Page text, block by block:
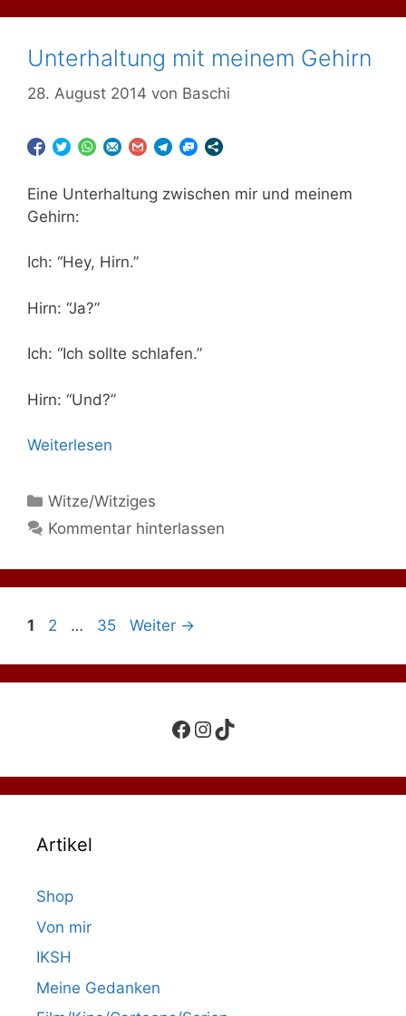
Unterhaltung mit meinem Gehirn
28. August 2014 von Baschi
Eine Unterhaltung zwischen mir und meinem
Gehirn:
Ich: “Hey, Hirn.”
Hirn: “Ja?”
Ich: “Ich sollte schlafen.”
Hirn: “Und?”
Weiterlesen
Kategorien
Witze/Witziges
Kommentar hinterlassen
Seite
1 Seite
2 … Seite
35 Weiter →
Facebook
Instagram
TikTok
Artikel
Shop
Von mir
IKSH
Meine Gedanken